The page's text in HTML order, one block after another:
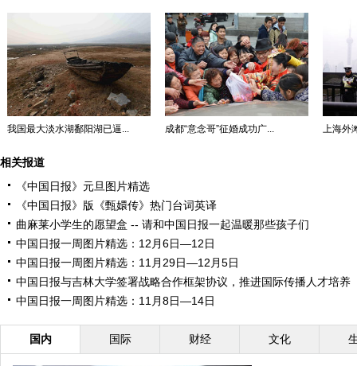
我国最大淡水湖鄱阳湖已逼... 成都“意念哥”征婚成功广... 上海外
相关报道
《中国日报》元旦图片精选
《中国日报》版《甄嬛传》热门台词英译
曲麻莱小学生的愿望盒 -- 请和中国日报一起温暖那些孩子们
中国日报一周图片精选：12月6日—12日
中国日报一周图片精选：11月29日—12月5日
中国日报与吉林大学签署战略合作框架协议，推进国际传播人才培养
中国日报一周图片精选：11月8日—14日
国内 国际 财经 文化